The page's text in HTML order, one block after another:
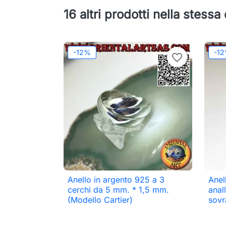
16 altri prodotti nella stessa
-12% favorite_border
 Anteprima
Anello in argento 925 a 3
cerchi da 5 mm. * 1,5 mm.
(Modello Cartier)
-